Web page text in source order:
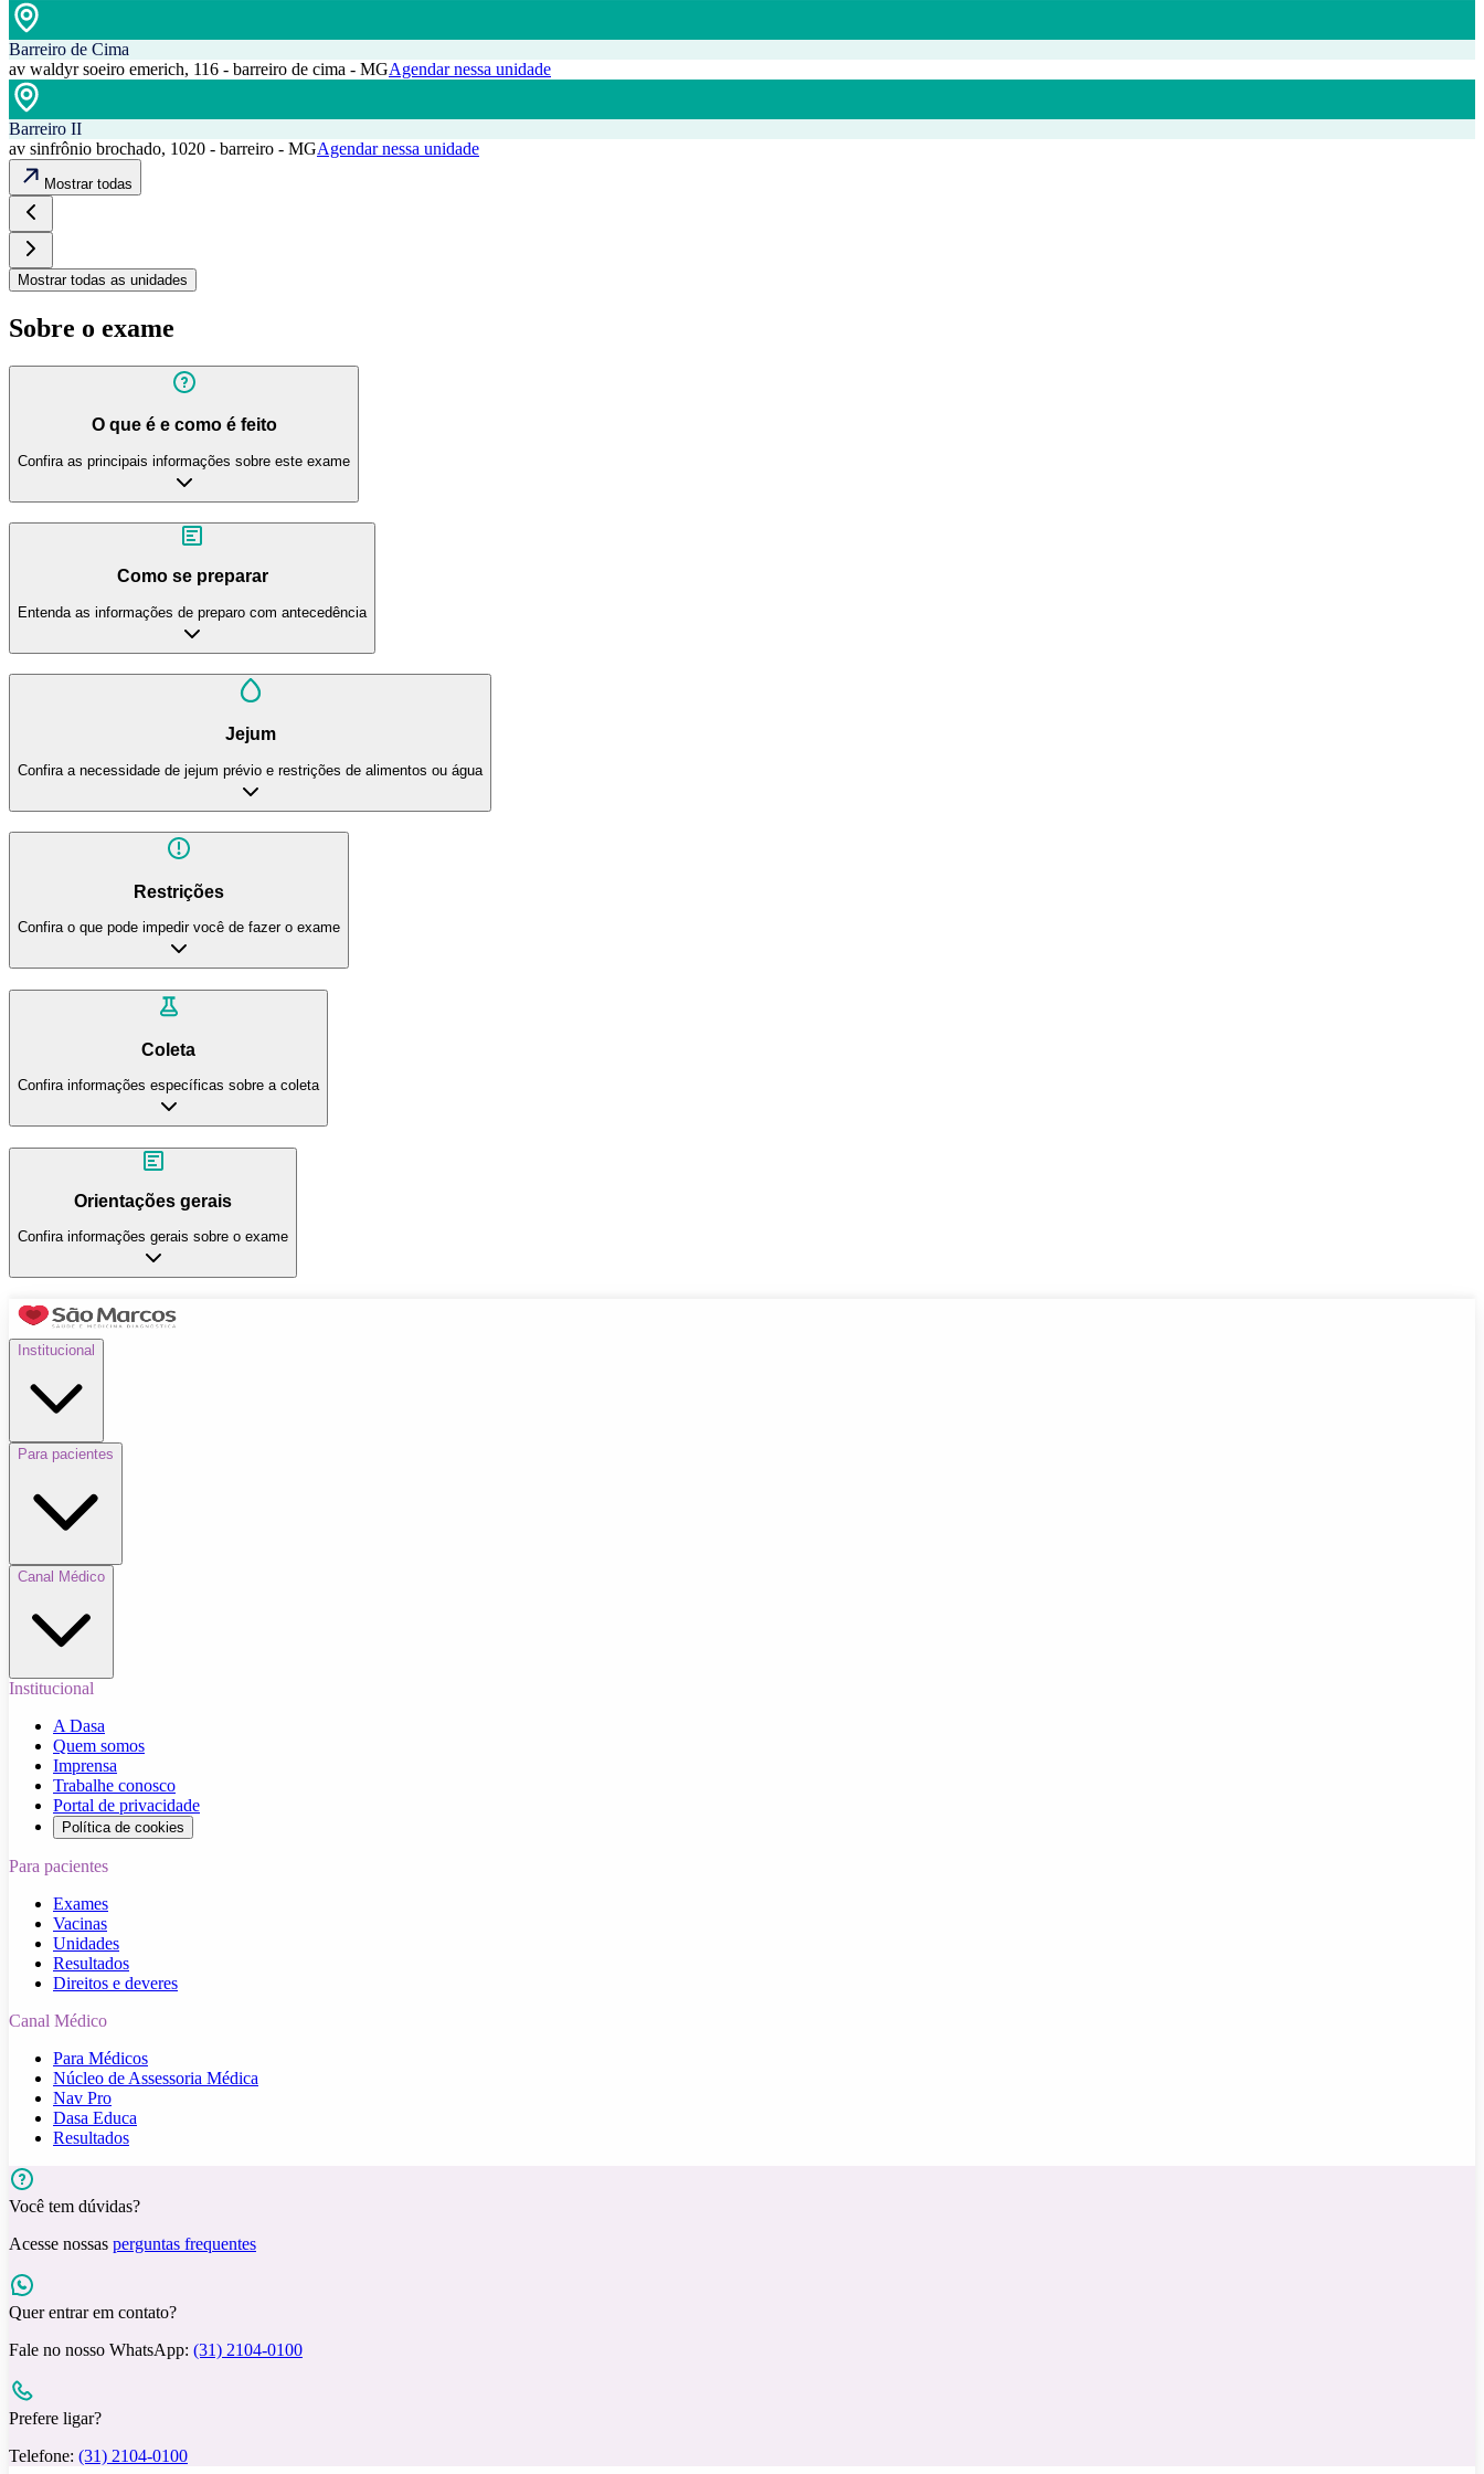
Barreiro de Cima
av waldyr soeiro emerich, 116 - barreiro de cima - MGAgendar nessa unidade
Barreiro II
av sinfrônio brochado, 1020 - barreiro - MGAgendar nessa unidade
Mostrar todas
Mostrar todas as unidades
Sobre o exame
O que é e como é feito
Confira as principais informações sobre este exame
Como se preparar
Entenda as informações de preparo com antecedência
Jejum
Confira a necessidade de jejum prévio e restrições de alimentos ou água
Restrições
Confira o que pode impedir você de fazer o exame
Coleta
Confira informações específicas sobre a coleta
Orientações gerais
Confira informações gerais sobre o exame
Institucional
Para pacientes
Canal Médico
Institucional
A Dasa
Quem somos
Imprensa
Trabalhe conosco
Portal de privacidade
Política de cookies
Para pacientes
Exames
Vacinas
Unidades
Resultados
Direitos e deveres
Canal Médico
Para Médicos
Núcleo de Assessoria Médica
Nav Pro
Dasa Educa
Resultados
Você tem dúvidas?
Acesse nossas perguntas frequentes
Quer entrar em contato?
Fale no nosso WhatsApp: (31) 2104-0100
Prefere ligar?
Telefone: (31) 2104-0100